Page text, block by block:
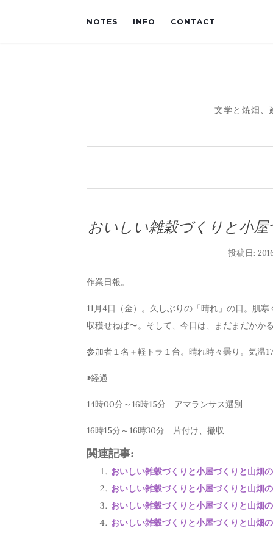
NOTES INFO CONTACT
文学と焼畑、
おいしい雑穀づくりと小屋
投稿日:
作業日報。
11月4日（金）。久しぶりの「晴れ」の日。肌
収穫せねば〜。そして、今日は、まだまだかか
参加者１名＋軽トラ１台。晴れ時々曇り。気温
◉経過
14時00分～16時15分 アマランサス選別
16時15分～16時30分 片付け、撤収
関連記事:
おいしい雑穀づくりと小屋づくりと山畑
おいしい雑穀づくりと小屋づくりと山畑
おいしい雑穀づくりと小屋づくりと山畑
おいしい雑穀づくりと小屋づくりと山畑